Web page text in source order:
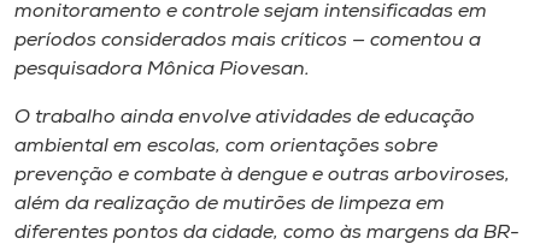
monitoramento e controle sejam intensificadas em
períodos considerados mais críticos — comentou a
pesquisadora Mônica Piovesan.
O trabalho ainda envolve atividades de educação
ambiental em escolas, com orientações sobre
prevenção e combate à dengue e outras arboviroses,
além da realização de mutirões de limpeza em
diferentes pontos da cidade, como às margens da BR-